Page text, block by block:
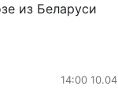
из Беларуси
14:00 10.04